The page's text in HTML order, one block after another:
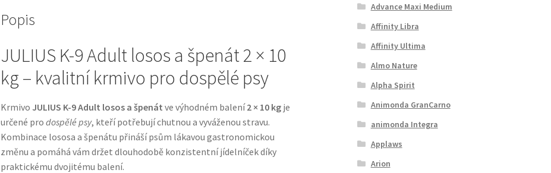
Popis
JULIUS K-9 Adult losos a špenát 2 × 10
kg – kvalitní krmivo pro dospělé psy
Krmivo JULIUS K-9 Adult losos a špenát ve výhodném balení2 × 10 kgje
určené pro dospělé psy, kteří potřebují chutnou a vyváženou stravu.
Kombinace lososa a špenátu přináší psům lákavou gastronomickou
změnu a pomáhá vám držet dlouhodobě konzistentní jídelníček díky
praktickému dvojitému balení.
Advance Maxi Medium
Affinity Libra
Affinity Ultima
Almo Nature
Alpha Spirit
Animonda GranCarno
animonda Integra
Applaws
Arion